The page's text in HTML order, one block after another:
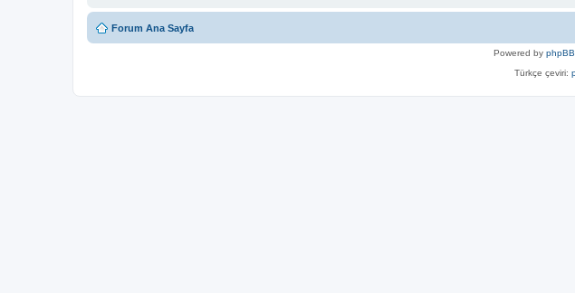
Forum Ana Sayfa
Powered by phpBB
Türkçe çeviri: